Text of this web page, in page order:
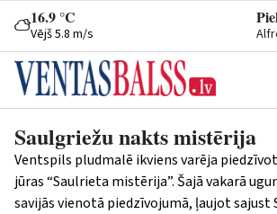
16.9 °C
Vējš 5.8 m/s
Saulgriežu nakts mistērija
Ventspils pludmalē ikviens varēja
jūras “Saulrieta mistērija”. Šajā vakarā
savijās vienotā piedzīvojumā, ļaujot sajust